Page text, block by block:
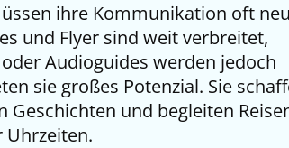
ihre Kommunikation oft
und Flyer sind weit verbreitet,
Audioguides werden jedoch
sie großes Potenzial. Sie
Geschichten und begleiten
Uhrzeiten.